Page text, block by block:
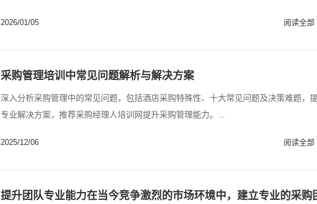
2026/01/05 阅读全部
采购管理培训中常见问题解析与解决方案
深入分析采购管理中的常见问题，包括酒店采购特殊性、十大常见问题及决策难题，
专业解决方案，推荐采购经理人培训网提升采购管理能力。...
2025/12/06 阅读全部
提升团队专业能力在当今竞争激烈的市场环境中，建立专业的采购